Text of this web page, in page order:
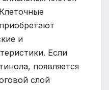
и
Если
появляется
слой